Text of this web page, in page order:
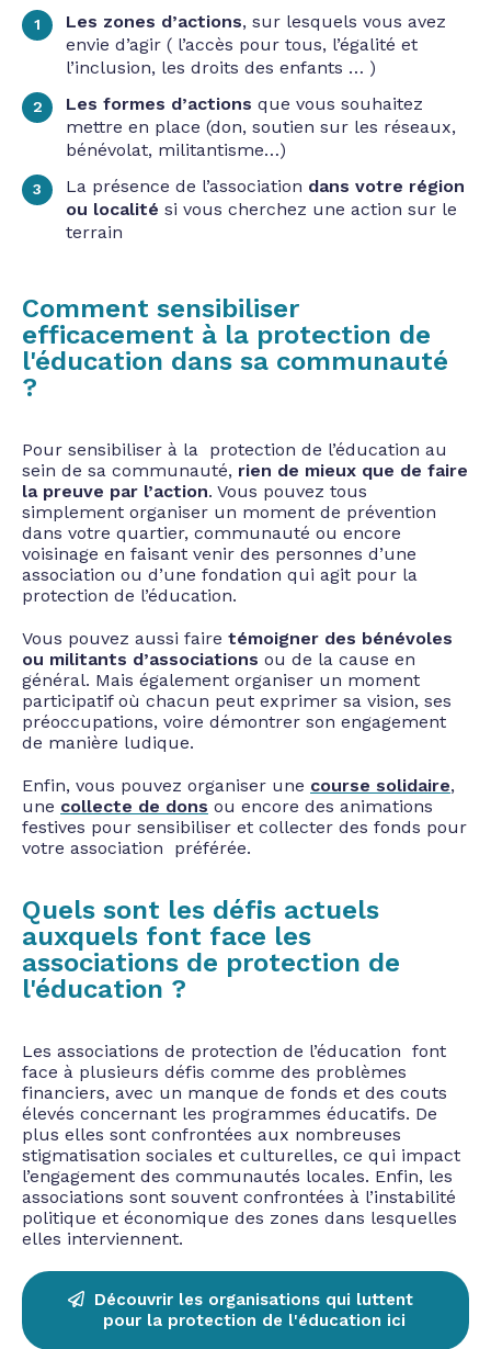
Les zones d’actions, sur lesquels vous avez
envie d’agir ( l’accès pour tous, l’égalité et
l’inclusion, les droits des enfants … )
Les formes d’actions que vous souhaitez
mettre en place (don, soutien sur les réseaux,
bénévolat, militantisme…)
La présence de l’association dans votre région
ou localité si vous cherchez une action sur le
terrain
Comment sensibiliser
efficacement à la protection de
l'éducation dans sa communauté
?
Pour sensibiliser à la protection de l’éducation au
sein de sa communauté, rien de mieux que de faire
la preuve par l’action. Vous pouvez tous
simplement organiser un moment de prévention
dans votre quartier, communauté ou encore
voisinage en faisant venir des personnes d’une
association ou d’une fondation qui agit pour la
protection de l’éducation.
Vous pouvez aussi faire témoigner des bénévoles
ou militants d’associations ou de la cause en
général. Mais également organiser un moment
participatif où chacun peut exprimer sa vision, ses
préoccupations, voire démontrer son engagement
de manière ludique.
Enfin, vous pouvez organiser une course solidaire,
une collecte de dons ou encore des animations
festives pour sensibiliser et collecter des fonds pour
votre association préférée.
Quels sont les défis actuels
auxquels font face les
associations de protection de
l'éducation ?
Les associations de protection de l’éducation font
face à plusieurs défis comme des problèmes
financiers, avec un manque de fonds et des couts
élevés concernant les programmes éducatifs. De
plus elles sont confrontées aux nombreuses
stigmatisation sociales et culturelles, ce qui impact
l’engagement des communautés locales. Enfin, les
associations sont souvent confrontées à l’instabilité
politique et économique des zones dans lesquelles
elles interviennent.
Découvrir les organisations qui luttent
pour la protection de l'éducation ici